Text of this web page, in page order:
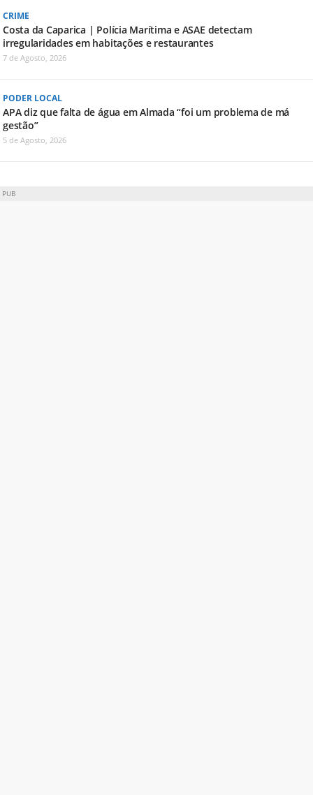
CRIME
Costa da Caparica | Polícia Marítima e ASAE detectam
irregularidades em habitações e restaurantes
7 de Agosto, 2026
PODER LOCAL
APA diz que falta de água em Almada “foi um problema de má
gestão”
5 de Agosto, 2026
PUB